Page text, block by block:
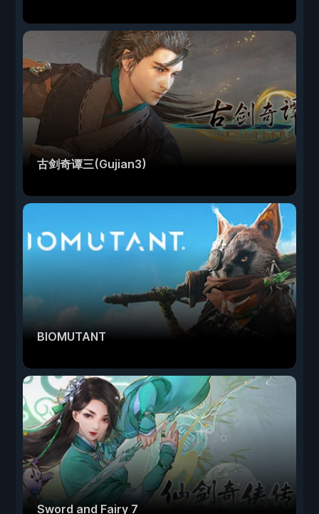
古剑奇谭三(Gujian3)
BIOMUTANT
Sword and Fairy 7